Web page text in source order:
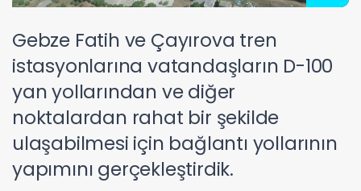
Gebze Fatih ve Çayırova tren
istasyonlarına vatandaşların D-100
yan yollarından ve diğer
noktalardan rahat bir şekilde
ulaşabilmesi için bağlantı yollarının
yapımını gerçekleştirdik.